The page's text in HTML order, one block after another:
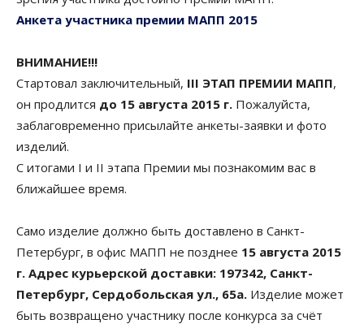
Анкета участника премии МАПП 2015
ВНИМАНИЕ!!!
Стартовал заключительный, III ЭТАП ПРЕМИИ МАПП,
он продлится до 15 августа 2015 г. Пожалуйста,
заблаговременно присылайте анкеты-заявки и фото
изделий.
С итогами I и II этапа Премии мы познакомим вас в
ближайшее время.
Само изделие должно быть доставлено в Санкт-
Петербург, в офис МАПП не позднее 15 августа 2015
г. Адрес курьерской доставки: 197342, Санкт-
Петербург, Сердобольская ул., 65а. Изделие может
быть возвращено участнику после конкурса за счёт